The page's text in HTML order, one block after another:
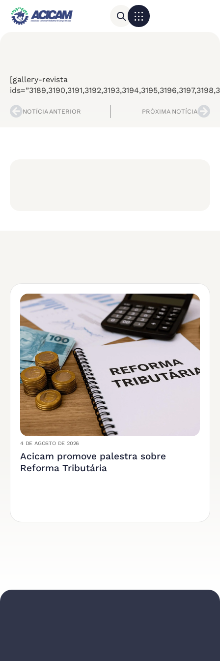
[gallery-revista
NOTÍCIA ANTERIOR PRÓXIMA NOTÍCIA
4 DE AGOSTO DE 2026
Acicam promove palestra sobre
Reforma Tributária